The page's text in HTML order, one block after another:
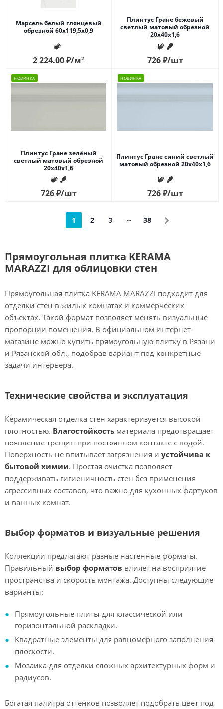
Марсель белый глянцевый
обрезной 60x119,5x0,9
2 224.00₽/м2
Плинтус Гране бежевый
светлый матовый обрезной
20x40x1,6
726₽/шт
НОВИНКА
Плинтус Гране зелёный
светлый матовый обрезной
20x40x1,6
726₽/шт
НОВИНКА
Плинтус Гране синий светлый
матовый обрезной 20x40x1,6
726₽/шт
1 2 3 38
Прямоугольная плитка KERAMA
MARAZZI для облицовки стен
Прямоугольная плитка KERAMA MARAZZI подходит для
отделки стен в жилых комнатах и коммерческих
объектах. Такой формат позволяет менять визуальные
пропорции помещения. В официальном интернет-
магазине можно купить прямоугольную плитку в Рязани
и Рязанской обл., подобрав вариант под конкретные
задачи интерьера.
Технические свойства и эксплуатация
Керамическая отделка стен характеризуется высокой
плотностью. Влагостойкость материала предотвращает
появление трещин при постоянном контакте с водой.
Поверхность не впитывает загрязнения и устойчива к
бытовой химии. Простая очистка позволяет
поддерживать гигиеничность стен без применения
агрессивных составов, что важно для кухонных фартуков
и ванных комнат.
Выбор форматов и визуальные решения
Коллекции предлагают разные настенные форматы.
Правильный выбор форматов влияет на восприятие
пространства и скорость монтажа. Доступны следующие
варианты:
Прямоугольные плиты для классической или
горизонтальной раскладки.
Квадратные элементы для равномерного заполнения
плоскости.
Мозаика для отделки сложных архитектурных форм и
радиусов.
Богатая палитра оттенков позволяет подобрать цвет под